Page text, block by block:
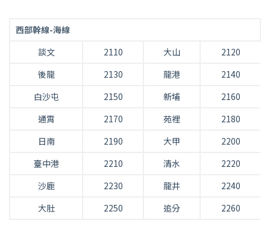
西部幹線-海線
談文
2110 大山
2120
後龍
2130 龍港
2140
白沙屯
2150 新埔
2160
通霄
2170 苑裡
2180
日南
2190 大甲
2200
臺中港
2210 清水
2220
沙鹿
2230 龍井
2240
大肚
2250 追分 2260